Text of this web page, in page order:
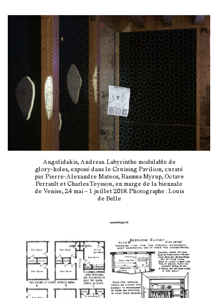
Angelidakis, Andreas. Labyrinthe modulable de
glory-holes, exposé dans le Cruising Pavilion, curaté
par Pierre-Alexandre Mateos, Rasmus Myrup, Octave
Perrault et Charles Teyssou, en marge de la biennale
de Venise, 24 mai – 1 juillet 2018. Photographe : Louis
de Belle